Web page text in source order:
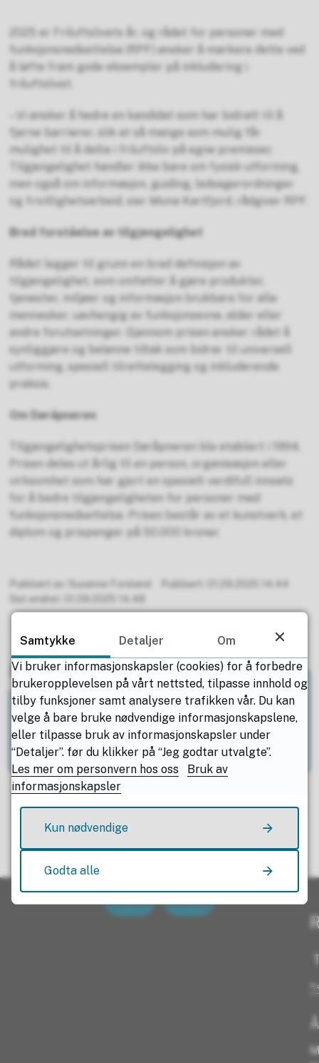
2025 er Friluftslivets år, og rådet for personer med
funksjonsnedsettelse (RPF) ønsker å markere dette ved
å løfte fram gode eksempler på inkludering i
friluftslivet.
– Vi ønsker å hedre en kandidat som har bidratt til å
fjerne barrierer, slik at så mange som mulig får
mulighet til å delta i friluftsliv på egne premisser.
Tilgjengelighet handler ikke bare om fysisk utforming,
men også om informasjon, guiding, ledsagerordninger
og frivillighetsarbeid, sier Mona Kartfjord, rådgiver RPF.
Bred forståelse av tilgjengelighet
Rådet legger til grunn en bred definisjon av
tilgjengelighet, som omfatter å gjøre produkter,
tjenester, miljøer og informasjon brukbare for alle
mennesker, uavhengig av funksjonsevne, alder eller
andre forutsetninger. Gjennom prisen ønsker rådet å
synliggjøre og belønne tiltak som bidrar til universell
utforming, spesiell tilrettelegging og inkluderende
praksis.
Om Døråpneren
Tilgjengelighetsprisen Døråpneren ble etablert i 1994.
Prisen deles ut årlig til en person, organisasjon eller
virksomhet som har gjort en spesielt verdifull innsats
for å bedre tilgjengeligheten for personer med
funksjonsnedsettelse. Prisen består av et kunstverk, et
diplom og prispenger på 50.000 kroner.
Publisert av Susanne Forsland Publisert
Sist endret
Nyttige ressurser
Tilgjengelighetsprisen Døråpneren
Fant du det du lette etter?
Samtykke Detaljer
Om
Vi bruker informasjonskapsler (cookies) for å forbedre
brukeropplevelsen på vårt nettsted, tilpasse innhold og
tilby funksjoner samt analysere trafikken vår. Du kan
velge å bare bruke nødvendige informasjonskapslene,
eller tilpasse bruk av informasjonskapsler under
“Detaljer”. før du klikker på “Jeg godtar utvalgte”.
Les mer om personvern hos oss
Bruk av
informasjonskapsler
Kun nødvendige
Godta alle